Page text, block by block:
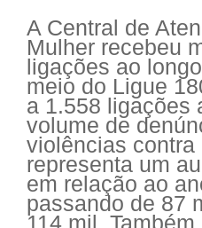
A Central de
Mulher recebeu
ligações ao
meio do Ligue
a 1.558 ligações
volume de
violências contra
representa um
em relação ao
passando de 87